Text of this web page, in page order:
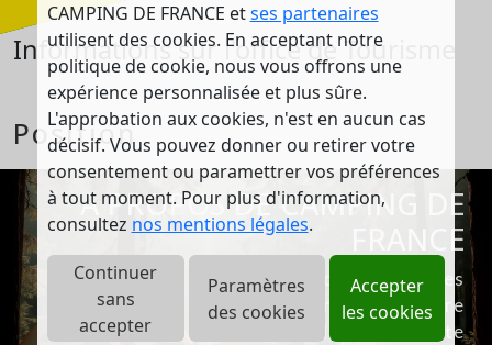
CAMPING DE FRANCE etses partenaires
utilisent des cookies. En acceptant notre
politique de cookie, nous vous offrons une
expérience personnalisée et plus sûre.
L'approbation aux cookies, n'est en aucun cas
décisif. Vous pouvez donner ou retirer votre
consentement ou paramettrer vos préférences
à tout moment. Pour plus d'information,
consultez nos mentions légales.
Continuer
sans
accepter
Paramètres
des cookies
Accepter
les cookies
Informations sur l'office de Tourisme
Position
A PROPOS DE CAMPING DE
FRANCE
Nos partenaires
Tarif publicitaire
Info sur le site